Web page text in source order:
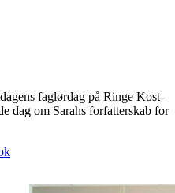
faglørdag på Ringe Kost-
dag om Sarahs forfatterskab for